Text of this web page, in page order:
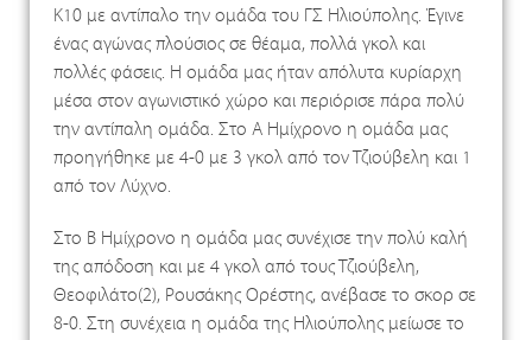
Κ10 με αντίπαλο την ομάδα του ΓΣ Ηλιούπολης. Έγινε
ένας αγώνας πλούσιος σε θέαμα, πολλά γκολ και
πολλές φάσεις. Η ομάδα μας ήταν απόλυτα κυρίαρχη
μέσα στον αγωνιστικό χώρο και περιόρισε πάρα πολύ
την αντίπαλη ομάδα. Στο Α Ημίχρονο η ομάδα μας
προηγήθηκε με 4-0 με 3 γκολ από τον Τζιούβελη και 1
από τον Λύχνο.
Στο Β Ημίχρονο η ομάδα μας συνέχισε την πολύ καλή
της απόδοση και με 4 γκολ από τους Τζιούβελη,
Θεοφιλάτο(2), Ρουσάκης Ορέστης, ανέβασε το σκορ σε
8-0. Στη συνέχεια η ομάδα της Ηλιούπολης μείωσε το